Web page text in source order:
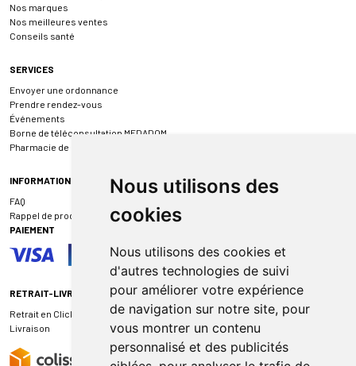
Nous utilisons des
cookies
Nous utilisons des cookies et
d'autres technologies de suivi
pour améliorer votre expérience
de navigation sur notre site, pour
vous montrer un contenu
personnalisé et des publicités
Nos marques
Nos meilleures ventes
Conseils santé
SERVICES
Envoyer une ordonnance
Prendre rendez-vous
Événements
Borne de téléconsultation MEDADOM
Pharmacie de garde
INFORMATIONS
FAQ
Rappel de produit
PAIEMENT
RETRAIT-LIVRAISON
Retrait en Click & Collect
Livraison